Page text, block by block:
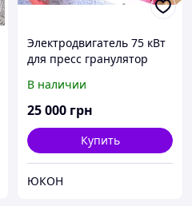
Электродвигатель 75 кВт
для пресс гранулятор
В наличии
25 000 грн
Купить
ЮКОН